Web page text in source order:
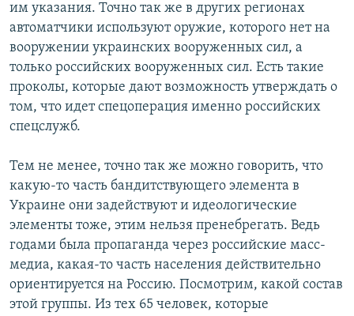
им указания. Точно так же в других регионах
автоматчики используют оружие, которого нет на
вооружении украинских вооруженных сил, а
только российских вооруженных сил. Есть такие
проколы, которые дают возможность утверждать о
том, что идет спецоперация именно российских
спецслужб.
Тем не менее, точно так же можно говорить, что
какую-то часть бандитствующего элемента в
Украине они задействуют и идеологические
элементы тоже, этим нельзя пренебрегать. Ведь
годами была пропаганда через российские масс-
медиа, какая-то часть населения действительно
ориентируется на Россию. Посмотрим, какой состав
этой группы. Из тех 65 человек, которые